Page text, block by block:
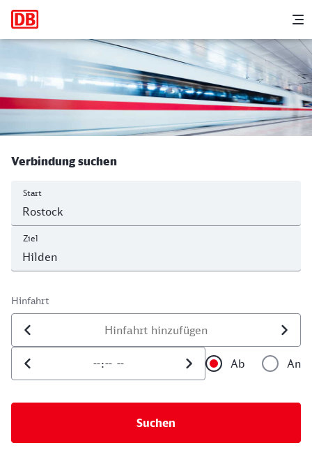
Hauptnavigation
Rostock Hbf - Hilden
Verbindung suchen
Start
Ziel
Hinfahrt
Datum der Hinfahrt
Uhrzeit der Hinfahrt
Ab
An